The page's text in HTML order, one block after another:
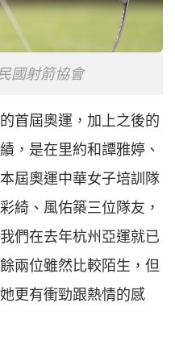
國射箭協會
首屆奧運，加上之後的
，是在里約和譚雅婷、
屆奧運中華女子培訓隊
綺、風佑築三位隊友，
們在去年杭州亞運就已
兩位雖然比較陌生，但
更有衝勁跟熱情的感